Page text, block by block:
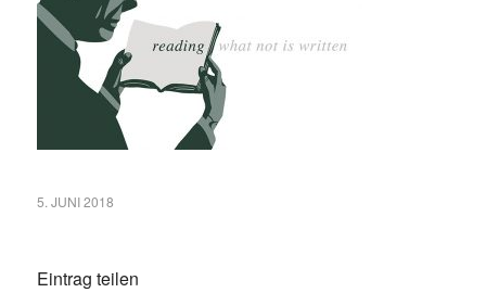
5. JUNI 2018
Eintrag teilen